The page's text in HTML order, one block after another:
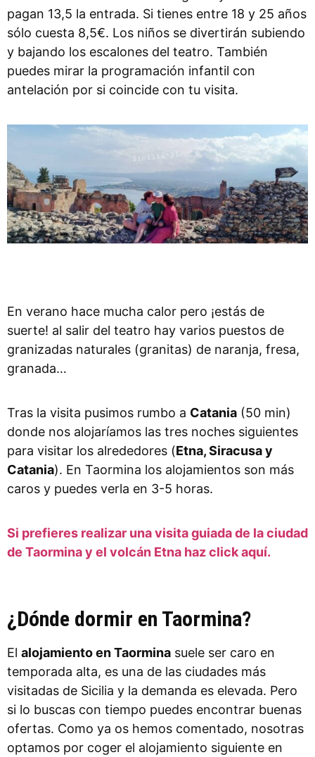
pagan 13,5 la entrada. Si tienes entre 18 y 25 años
sólo cuesta 8,5€. Los niños se divertirán subiendo
y bajando los escalones del teatro. También
puedes mirar la programación infantil con
antelación por si coincide con tu visita.
En verano hace mucha calor pero ¡estás de
suerte! al salir del teatro hay varios puestos de
granizadas naturales (granitas) de naranja, fresa,
granada…
Tras la visita pusimos rumbo a Catania (50 min)
donde nos alojaríamos las tres noches siguientes
para visitar los alrededores (Etna, Siracusa y
Catania). En Taormina los alojamientos son más
caros y puedes verla en 3-5 horas.
Si prefieres realizar una visita guiada de la ciudad
de Taormina y el volcán Etna haz click aquí.
¿Dónde dormir en Taormina?
El alojamiento en Taormina suele ser caro en
temporada alta, es una de las ciudades más
visitadas de Sicilia y la demanda es elevada. Pero
si lo buscas con tiempo puedes encontrar buenas
ofertas. Como ya os hemos comentado, nosotras
optamos por coger el alojamiento siguiente en